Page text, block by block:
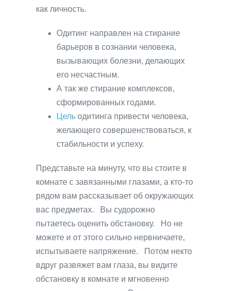
как личность.
Одитинг направлен на стирание
барьеров в сознании человека,
вызывающих болезни, делающих
его несчастным.
А так же стирание комплексов,
сформированных годами.
Цель одитинга привести человека,
желающего совершенствоваться, к
стабильности и успеху.
Представьте на минуту, что вы стоите в
комнате с завязанными глазами, а кто-то
рядом вам рассказывает об окружающих
вас предметах. Вы судорожно
пытаетесь оценить обстановку. Но не
можете и от этого сильно нервничаете,
испытываете напряжение. Потом некто
вдруг развяжет вам глаза, вы видите
обстановку в комнате и мгновенно